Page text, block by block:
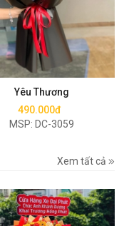
Yêu Thương
490.000đ
MSP: DC-3059
Mua ngay
Xem tất cả